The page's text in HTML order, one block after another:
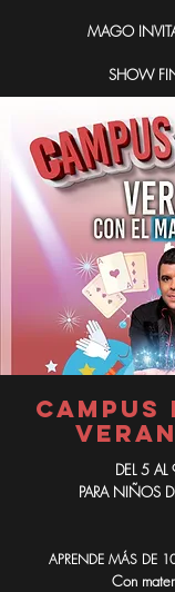
MAGO
SHOW
CAMPUS
DEL 5 AL
PARA NIÑOS
APRENDE MÁS DE
Con